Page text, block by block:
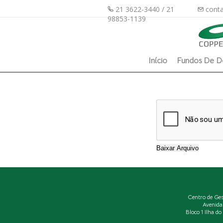
21 3622-3440 / 21
98853-1139
Início Fundos De
Centro de
Bloco 1 Ilha